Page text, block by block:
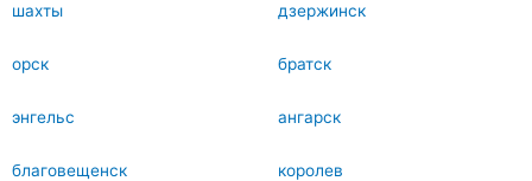
шахты дзержинск
орск братск
энгельс ангарск
благовещенск королев